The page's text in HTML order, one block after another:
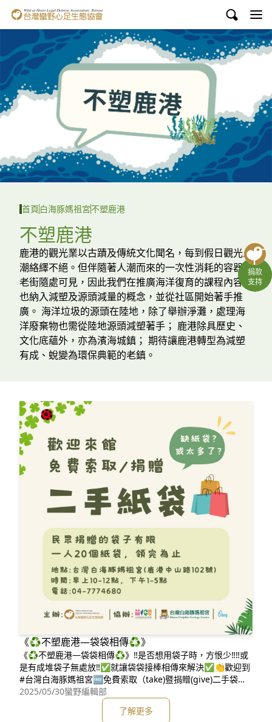
台灣蠻野心足生態協會
認識蠻野
議題與行動
環境教育
白海豚媽祖宮
支持蠻野
English
臉書
YouTube
捐款
支持
首頁 白海豚媽祖宮不塑鹿港
不塑鹿港
鹿港的觀光業以古蹟及傳統文化聞名，每到假日觀光人
潮絡繹不絕。但伴隨著人潮而來的一次性消耗的容器在
老街隨處可見，因此我們在推廣海洋復育的課程內容中
也納入減塑及源頭減量的概念，並從社區開始著手推
廣。 海洋垃圾的源頭在陸地，除了舉辦淨灘，處理海
洋廢棄物也需從陸地源頭減塑著手； 鹿港除具歷史、
文化底蘊外，亦為濱海城鎮； 期待讓鹿港轉型為減塑
有成、蛻變為環保典範的老鎮。
《♻️不塑鹿港—袋袋相傳♻️》
《♻️不塑鹿港—袋袋相傳♻️》‼️是否想用袋子時，方恨少‼️️‼️或
是有成堆袋子無處放‼️✅就讓袋袋接棒相傳來解決✅👏歡迎到
#台灣白海豚媽祖宮🆓免費索取（take)暨捐贈(give)二手袋！
📪平台地點：台灣白海豚媽祖宮(鹿港中山路102號)⏰️時間：
週三～週日/上午10-12點，下午1-5點😍如果「有餘裕且乾
淨」塑膠袋、不織布提袋、紙袋……歡迎捐贈給我們，
2025/05/30蠻野編輯部
了解更多